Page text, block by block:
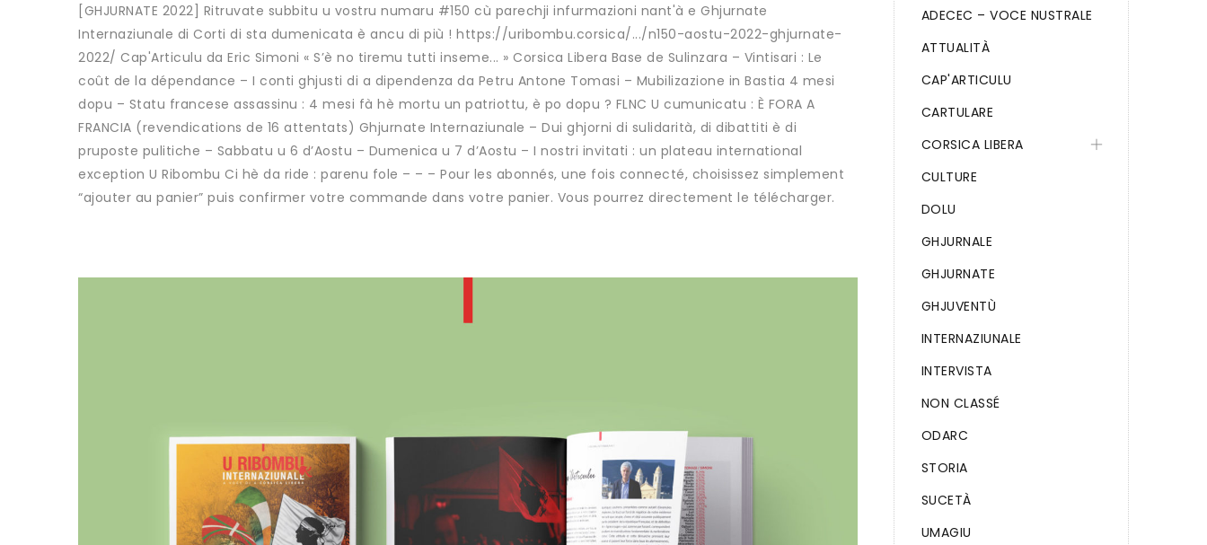
[GHJURNATE 2022] Ritruvate subbitu u vostru numaru #150 cù parechji infurmazioni nant'à e Ghjurnate
Internaziunale di Corti di sta dumenicata è ancu di più ! https://uribombu.corsica/.../n150-aostu-2022-ghjurnate-
2022/ Cap'Articulu da Eric Simoni « S’è no tiremu tutti inseme... » Corsica Libera Base de Sulinzara – Vintisari : Le
coût de la dépendance – I conti ghjusti di a dipendenza da Petru Antone Tomasi – Mubilizazione in Bastia 4 mesi
dopu – Statu francese assassinu : 4 mesi fà hè mortu un patriottu, è po dopu ? FLNC U cumunicatu : È FORA A
FRANCIA (revendications de 16 attentats) Ghjurnate Internaziunale – Dui ghjorni di sulidarità, di dibattiti è di
pruposte pulitiche – Sabbatu u 6 d’Aostu – Dumenica u 7 d’Aostu – I nostri invitati : un plateau international
exception U Ribombu Ci hè da ride : parenu fole – – – Pour les abonnés, une fois connecté, choisissez simplement
“ajouter au panier” puis confirmer votre commande dans votre panier. Vous pourrez directement le télécharger.
ADECEC – VOCE NUSTRALE
ATTUALITÀ
CAP'ARTICULU
CARTULARE
CORSICA LIBERA
CULTURE
DOLU
GHJURNALE
GHJURNATE
GHJUVENTÙ
INTERNAZIUNALE
INTERVISTA
NON CLASSÉ
ODARC
STORIA
SUCETÀ
UMAGIU